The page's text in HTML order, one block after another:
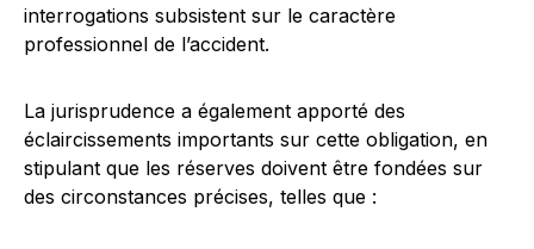
interrogations subsistent sur le caractère
professionnel de l’accident.
La jurisprudence a également apporté des
éclaircissements importants sur cette obligation, en
stipulant que les réserves doivent être fondées sur
des circonstances précises, telles que :